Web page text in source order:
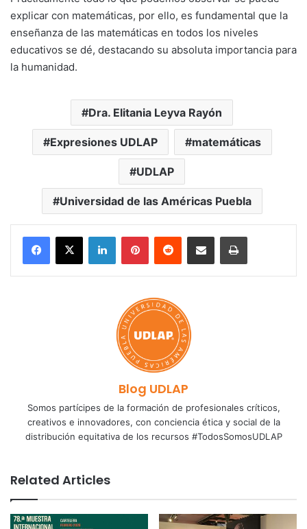
explicar con matemáticas, por ello, es fundamental que la
enseñanza de las matemáticas en todos los niveles
educativos se dé, destacando su absoluta importancia para
la humanidad.
Dra. Elitania Leyva Rayón
Expresiones UDLAP matemáticas
UDLAP
Universidad de las Américas Puebla
LinkedInPinterestReddit Share via Email Print
Blog UDLAP
Somos partícipes de la formación de profesionales críticos,
creativos e innovadores, con conciencia ética y social de la
distribución equitativa de los recursos #TodosSomosUDLAP
Related Articles